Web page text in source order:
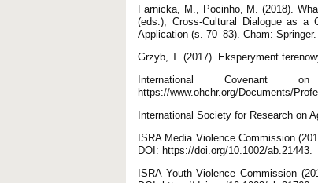
Farnicka, M., Pocinho, M. (2018).
(eds.), Cross-Cultural Dialogue as a
Application (s. 70–83). Cham: Springer.
Grzyb, T. (2017). Eksperyment
International
https://www.ohchr.org/Documents/
International Society for Research on
ISRA Media Violence Commission
DOI: https://doi.org/10.1002/ab.21443.
ISRA Youth Violence Commission